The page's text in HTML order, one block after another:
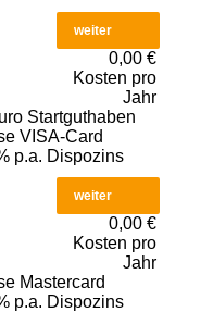
weiter
0,00 €
Kosten pro
Jahr
Startguthaben
VISA-Card
p.a. Dispozins
weiter
0,00 €
Kosten pro
Jahr
Mastercard
p.a. Dispozins